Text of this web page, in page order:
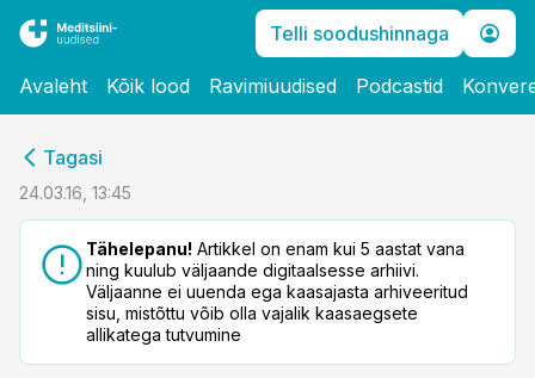
Telli soodushinnaga
Avaleht Kõik lood Ravimiuudised Podcastid
Tagasi
24.03.16, 13:45
Tähelepanu! Artikkel on enam kui 5 aastat vana
ning kuulub väljaande digitaalsesse arhiivi.
Väljaanne ei uuenda ega kaasajasta arhiveeritud
sisu, mistõttu võib olla vajalik kaasaegsete
allikatega tutvumine